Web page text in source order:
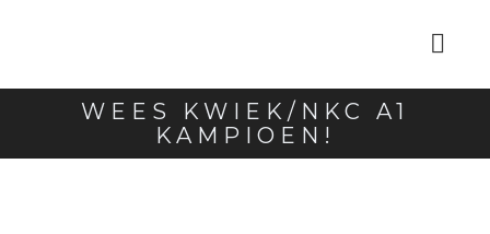
WEES KWIEK/NKC A1
KAMPIOEN!